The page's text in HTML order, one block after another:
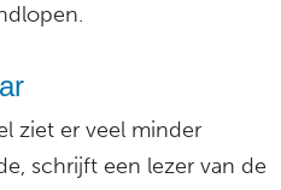
ziet er veel minder
schrijft een lezer van de